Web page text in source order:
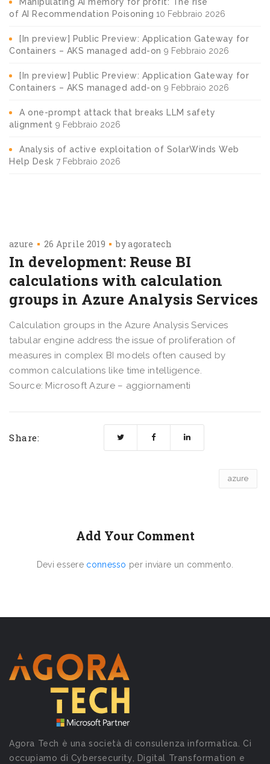
of AI Recommendation Poisoning 10 Febbraio 2026
[In preview] Public Preview: Application Gateway for
Containers – AKS managed add-on 9 Febbraio 2026
[In preview] Public Preview: Application Gateway for
Containers – AKS managed add-on 9 Febbraio 2026
A one-prompt attack that breaks LLM safety
alignment 9 Febbraio 2026
Analysis of active exploitation of SolarWinds Web
Help Desk 7 Febbraio 2026
azure 26 Aprile 2019 byagoratech
In development: Reuse BI
calculations with calculation
groups in Azure Analysis Services
Calculation groups in the Azure Analysis Services
tabular engine address the issue of proliferation of
measures in complex BI models often caused by
common calculations like time intelligence.
Source: Microsoft Azure – aggiornamenti
Share:
azure
Add Your Comment
Devi essere connesso per inviare un commento.
Agora Tech è una società di consulenza informatica. Ci
occupiamo di Cybersecurity, Digital Transformation e